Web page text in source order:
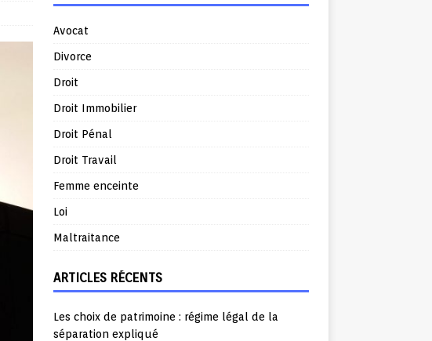
Avocat
Divorce
Droit
Droit Immobilier
Droit Pénal
Droit Travail
Femme enceinte
Loi
Maltraitance
ARTICLES RÉCENTS
Les choix de patrimoine : régime légal de la
séparation expliqué